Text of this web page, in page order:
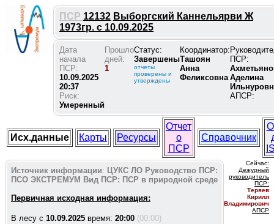
ПСР 12132 Выборгский Каннельярви Ж
1973гр. с 10.09.2025
Дата
начала
ПСР:
10.09.2025
20:37
Риск:
Умеренный
Прошло
дней:
1
Статус:
Завершены
отчеты
проверены и
утверждены
Координатор:
Ташоян
Анна
Феликсовна
ПСР:
Аделина
АПСР:
Исх.данные Карты Ресурсы
Отчет
о
ПСР
Справочник
Источник информации: ЦУКС ЛО Руководство ПСР:
ПСО ЭКСТРЕМУМ Вид ПСР: ПСР в природной среде
Первичная исходная информация:
В лесу c 10.09.2025 время: 20:00 (00:00)
Сейчас:
Дежурный
руководитель
ПСР:
Теряев
Кирилл
Владимирович
АПСР